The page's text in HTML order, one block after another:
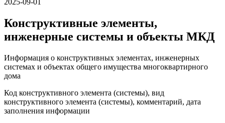
2025-09-01
Конструктивные элементы,
инженерные системы и объекты МКД
Информация о конструктивных элементах, инженерных
системах и объектах общего имущества многоквартирного
дома
Код конструктивного элемента (системы), вид
конструктивного элемента (системы), комментарий, дата
заполнения информации